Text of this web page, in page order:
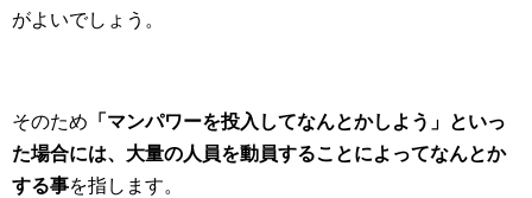
がよいでしょう。
そのため 「マンパワーを投入してなんとかしよう」といっ
た場合には、大量の人員を動員することによってなんとか
する事を指します。